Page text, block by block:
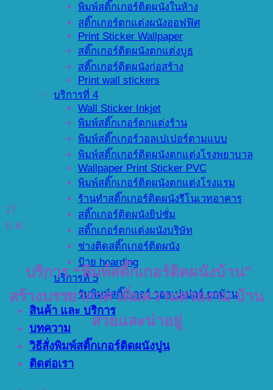
พิมพ์สติ๊กเกอร์ติดผนังในห้าง
สติ๊กเกอร์ตกแต่งผนังออฟฟิศ
Print Sticker Wallpaper
สติ๊กเกอร์ติดผนังตกแต่งบูธ
สติ๊กเกอร์ติดผนังก่อสร้าง
Print wall stickers
บริการที่ 4
Wall Sticker Inkjet
พิมพ์สติ๊กเกอร์ตกแต่งร้าน
พิมพ์สติ๊กเกอร์วอลเปเปอร์ตามแบบ
พิมพ์สติ๊กเกอร์ติดผนังตกแต่งโรงพยาบาล
Wallpaper Print Sticker PVC
พิมพ์สติ๊กเกอร์ติดผนังตกแต่งโรงแรม
ร้านทำสติ๊กเกอร์ติดผนังรีโนเวทอาคาร
สติ๊กเกอร์ติดผนังยิปซั่ม
สติ๊กเกอร์ตกแต่งผนังบริษัท
ช่างติดสติ๊กเกอร์ติดผนัง
ป้าย hoarding
บริการที่ 5
รับพิมพ์สติ๊กเกอร์ วอลเปเปอร์ ยกม้วน
สินค้า และ บริการ
บทความ
วิธีสั่งพิมพ์สติ๊กเกอร์ติดผนังปูน
ติดต่อเรา
17
ม.ค.
บริการ “พิมพ์สติ๊กเกอร์ติดผนังบ้าน”
สร้างบรรยากาศ เพิ่มความสวยงาม บ้าน
สวยและน่าอยู่